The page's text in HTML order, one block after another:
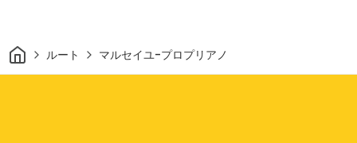
家 ルート マルセイユ-プロプリアノ